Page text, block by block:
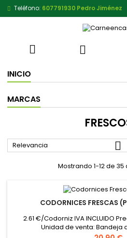
Teléfono: 607791930 Pedro Jiménez
 
INICIO
MARCAS
Relevancia 
Mostrando 1-12 de
CODORNICES FRESCAS
2.61 €/Codorniz IVA INCLUIDO
Unidad de venta: Bandeja